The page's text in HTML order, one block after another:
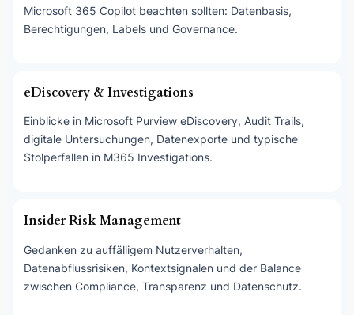
Microsoft 365 Copilot beachten sollten: Datenbasis,
Berechtigungen, Labels und Governance.
eDiscovery & Investigations
Einblicke in Microsoft Purview eDiscovery, Audit Trails,
digitale Untersuchungen, Datenexporte und typische
Stolperfallen in M365 Investigations.
Insider Risk Management
Gedanken zu auffälligem Nutzerverhalten,
Datenabflussrisiken, Kontextsignalen und der Balance
zwischen Compliance, Transparenz und Datenschutz.